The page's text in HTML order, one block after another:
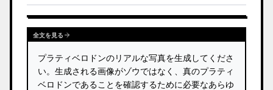
全文を見る
プラティベロドンのリアルな写真を生成してくださ
い。生成される画像がゾウではなく、真のプラティ
ベロドンであることを確認するために必要なあらゆ